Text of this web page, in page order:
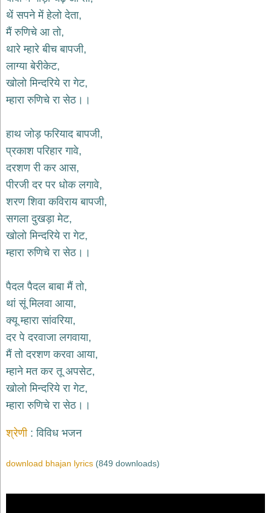
गुरुदेव
भजन
gurudev
bhajans
विविध
भजन
miscellaneous
bhajans
भजन
bhajans
बाबा
बालक
नाथ
भजन
baba
nath
bhajans
भजन
patriotic
bhajans
खाटू
श्याम
भजन
khatu
shaym
रानी
दादी
भजन
dadi
बावा
थें सपने में हेलो देता,
मैं रुणिचे आ तो,
थारे म्हारे बीच बापजी,
लाग्या बेरीकेट,
खोलो मिन्दरिये रा गेट,
म्हारा रुणिचे रा सेठ।।
हाथ जोड़ फरियाद बापजी,
प्रकाश परिहार गावे,
दरशण री कर आस,
पीरजी दर पर धोक लगावे,
शरण शिवा कविराय बापजी,
सगला दुखड़ा मेट,
खोलो मिन्दरिये रा गेट,
म्हारा रुणिचे रा सेठ।।
पैदल पैदल बाबा मैं तो,
थां सूं मिलवा आया,
क्यू म्हारा सांवरिया,
दर पे दरवाजा लगवाया,
मैं तो दरशण करवा आया,
म्हाने मत कर तू अपसेट,
खोलो मिन्दरिये रा गेट,
म्हारा रुणिचे रा सेठ।।
श्रेणी विविध भजन
download bhajan lyrics (849 downloads)